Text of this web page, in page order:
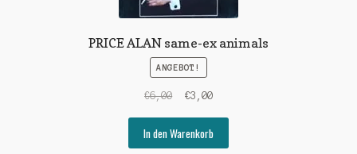
PRICE ALAN same-ex animals
ANGEBOT!
€6,00
Ursprünglicher
war:
€6,00
€3,00Aktueller
ist:
€3,00.
In den Warenkorb